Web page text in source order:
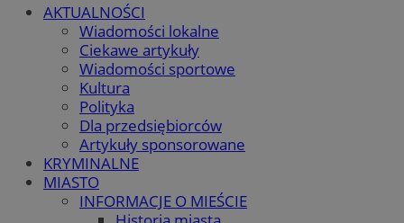
AKTUALNOŚCI
Wiadomości lokalne
Ciekawe artykuły
Wiadomości sportowe
Kultura
Polityka
Dla przedsiębiorców
Artykuły sponsorowane
KRYMINALNE
MIASTO
INFORMACJE O MIEŚCIE